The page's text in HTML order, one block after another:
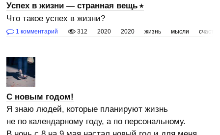
Успех в жизни — странная вещь
Что такое успех в жизни?
1 комментарий 312 2020 2020 жизнь мысли
C новым годом!
Я знаю людей, которые планируют жизнь
не по календарному году, а по персональному.